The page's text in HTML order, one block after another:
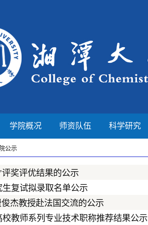
学院概况 师资队伍 科学研究
公示
评奖评优结果的公示
复试拟录取名单公示
杰教授赴法国交流的公示
教师系列专业技术职称推荐结果公示